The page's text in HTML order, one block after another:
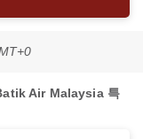
Air Malaysia 특